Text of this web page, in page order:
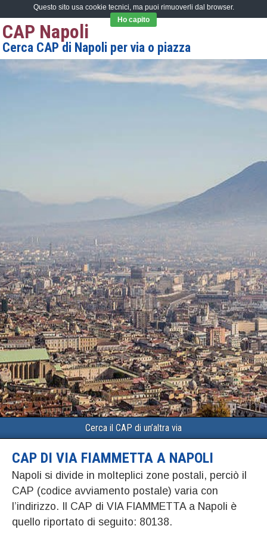
CAP Napoli
Cerca CAP di Napoli per via o piazza
Cerca il CAP di un’altra via
CAP DI VIA FIAMMETTA A NAPOLI
Napoli si divide in molteplici zone postali, perciò il
CAP (codice avviamento postale) varia con
l’indirizzo. Il CAP di VIA FIAMMETTA a Napoli è
quello riportato di seguito: 80138.
Questo sito usa cookie tecnici, ma puoi rimuoverli dal browser.
Ho capito